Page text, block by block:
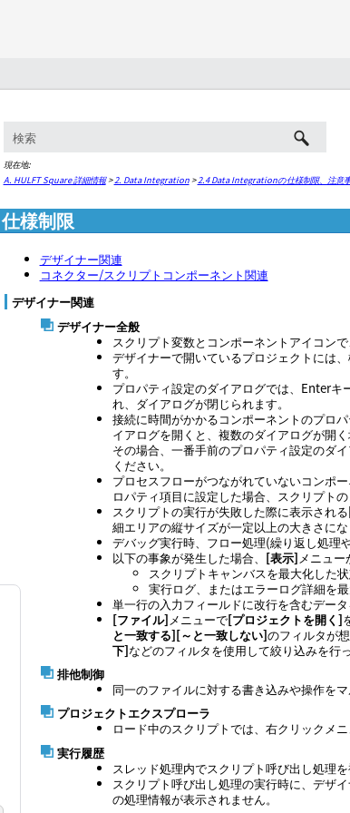
現在地:
A. HULFT Square 詳細情報>2. Data Integration>2.4 Data Integrationの仕様制限、注意
仕様制限
デザイナー関連
コネクター/スクリプトコンポーネント関連
デザイナー関連
デザイナー全般
スクリプト変数とコンポーネントアイコン
デザイナーで開いているプロジェクトには
す。
プロパティ設定のダイアログでは、Enterキ
れ、ダイアログが閉じられます。
接続に時間がかかるコンポーネントのプロ
イアログを開くと、複数のダイアログが開く
その場合、一番手前のプロパティ設定のダ
ください。
プロセスフローがつながれていないコンポ
ロパティ項目に設定した場合、スクリプトの
スクリプトの実行が失敗した際に表示される
細エリアの縦サイズが一定以上の大きさにな
デバッグ実行時、フロー処理(繰り返し処理
以下の事象が発生した場合、
表示 メニュー
スクリプトキャンバスを最大化した
実行ログ、またはエラーログ詳細を
単一行の入力フィールドに改行を含むデー
ファイル メニューで プロジェクトを開く
と一致する ～と一致しない のフィルタが
下 などのフィルタを使用して絞り込みを行
排他制御
同一のファイルに対する書き込みや操作を
プロジェクトエクスプローラ
ロード中のスクリプトでは、右クリックメ
実行履歴
スレッド処理内でスクリプト呼び出し処理
スクリプト呼び出し処理の実行時に、デザ
の処理情報が表示されません。